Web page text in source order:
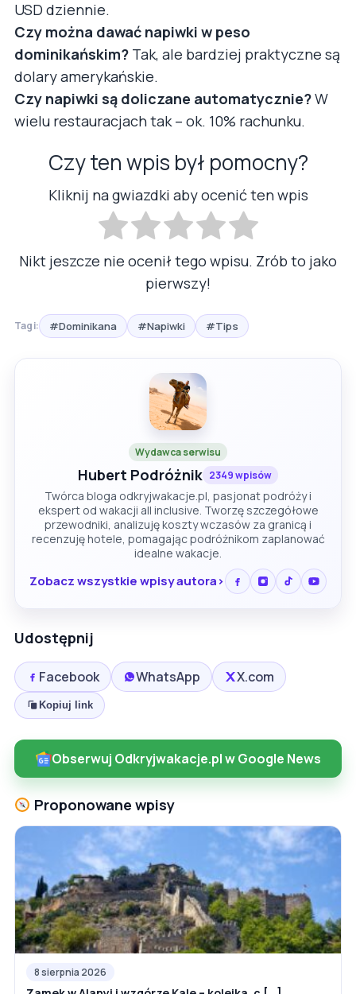
USD dziennie.
Czy można dawać napiwki w peso
dominikańskim? Tak, ale bardziej praktyczne są
dolary amerykańskie.
Czy napiwki są doliczane automatycznie?W
wielu restauracjach tak – ok. 10% rachunku.
Czy ten wpis był pomocny?
Kliknij na gwiazdki aby ocenić ten wpis
Nikt jeszcze nie ocenił tego wpisu. Zrób to jako
pierwszy!
Tagi: #Dominikana #Napiwki #Tips
Wydawca serwisu
Hubert Podróżnik 2349 wpisów
Twórca bloga odkryjwakacje.pl, pasjonat podróży i
ekspert od wakacji all inclusive. Tworzę szczegółowe
przewodniki, analizuję koszty wczasów za granicą i
recenzuję hotele, pomagając podróżnikom zaplanować
idealne wakacje.
Zobacz wszystkie wpisy autora
Udostępnij
Facebook WhatsApp X.com
Kopiuj link
Obserwuj Odkryjwakacje.pl w Google News
Proponowane wpisy
8 sierpnia 2026